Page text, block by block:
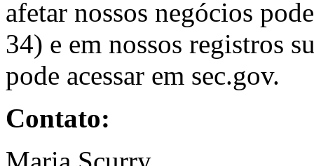
afetar nossos negócios
34) e em nossos registros
pode acessar em sec.gov.
Contato: